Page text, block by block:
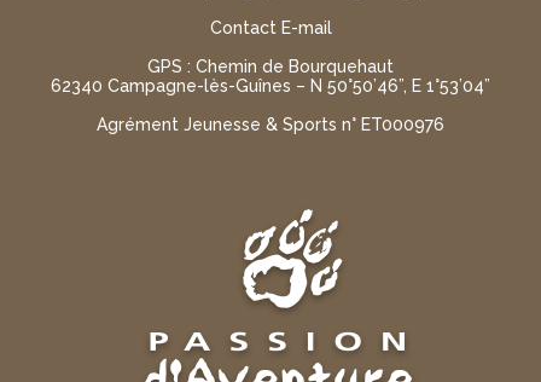
Contact E-mail
GPS : Chemin de Bourquehaut
62340 Campagne-lès-Guînes – N 50°50’46”, E 1°53’04”
Agrément Jeunesse & Sports n° ET000976